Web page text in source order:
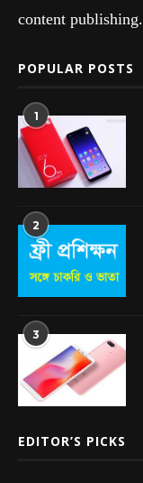
content publishing.
POPULAR POSTS
1
2
3
EDITOR’S PICKS